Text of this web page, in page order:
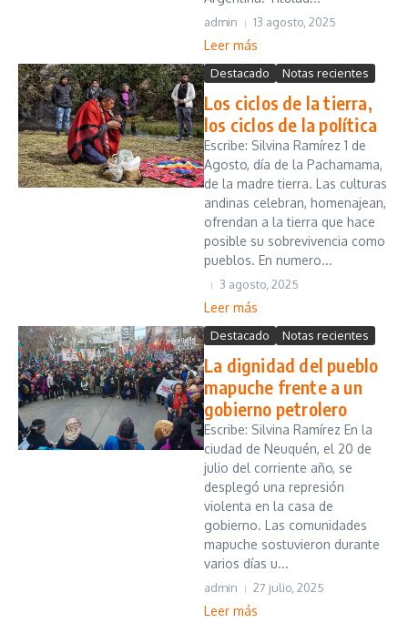
admin 13 agosto, 2025
Leer más
Destacado Notas recientes
Los ciclos de la tierra,
los ciclos de la política
Escribe: Silvina Ramírez 1 de
Agosto, día de la Pachamama,
de la madre tierra. Las culturas
andinas celebran, homenajean,
ofrendan a la tierra que hace
posible su sobrevivencia como
pueblos. En numero...
3 agosto, 2025
Leer más
Destacado Notas recientes
La dignidad del pueblo
mapuche frente a un
gobierno petrolero
Escribe: Silvina Ramírez En la
ciudad de Neuquén, el 20 de
julio del corriente año, se
desplegó una represión
violenta en la casa de
gobierno. Las comunidades
mapuche sostuvieron durante
varios días u...
admin 27 julio, 2025
Leer más